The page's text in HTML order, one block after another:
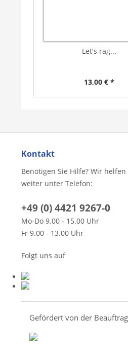
Let's rag...
13,00 € *
Kontakt
Benötigen Sie Hilfe? Wir
weiter unter Telefon:
+49 (0) 4421 9267-0
Mo-Do 9.00 - 15.00 Uhr
Fr 9.00 - 13.00 Uhr
Folgt uns auf
Gefördert von der